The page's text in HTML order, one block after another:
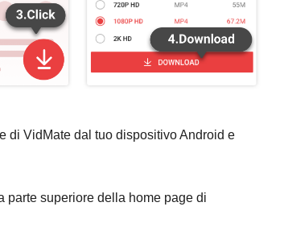
di VidMate dal tuo dispositivo Android e
superiore della home page di